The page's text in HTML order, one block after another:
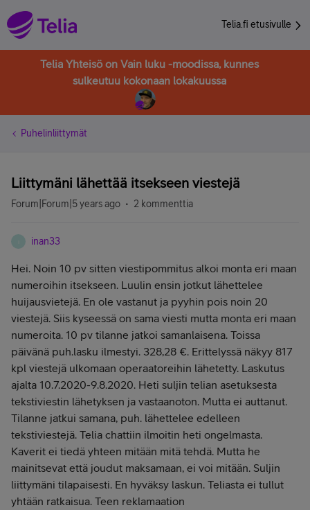
Telia.fi etusivulle
Telia Yhteisö on Vain luku -moodissa, kunnes
sulkeutuu kokonaan lokakuussa
Puhelinliittymät
Liittymäni lähettää itsekseen viestejä
Forum|Forum|5 years ago 2 kommenttia
inan33
Hei. Noin 10 pv sitten viestipommitus alkoi monta eri maan
numeroihin itsekseen. Luulin ensin jotkut lähettelee
huijausvietejä. En ole vastanut ja pyyhin pois noin 20
viestejä. Siis kyseessä on sama viesti mutta monta eri maan
numeroita. 10 pv tilanne jatkoi samanlaisena. Toissa
päivänä puh.lasku ilmestyi. 328,28 €. Erittelyssä näkyy 817
kpl viestejä ulkomaan operaatoreihin lähetetty. Laskutus
ajalta 10.7.2020-9.8.2020. Heti suljin telian asetuksesta
tekstiviestin lähetyksen ja vastaanoton. Mutta ei auttanut.
Tilanne jatkui samana, puh. lähettelee edelleen
tekstiviestejä. Telia chattiin ilmoitin heti ongelmasta.
Kaverit ei tiedä yhteen mitään mitä tehdä. Mutta he
mainitsevat että joudut maksamaan, ei voi mitään. Suljin
liittymäni tilapaisesti. En hyväksy laskun. Teliasta ei tullut
yhtään ratkaisua. Teen reklamaation